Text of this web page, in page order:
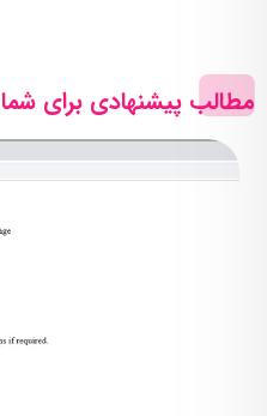
مطالب پیشنهادی برای شما